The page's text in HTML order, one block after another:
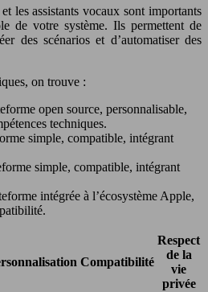
les assistants vocaux sont importants
de votre système. Ils permettent de
des scénarios et d’automatiser des
on trouve :
open source, personnalisable,
techniques.
simple, compatible, intégrant
simple, compatible, intégrant
intégrée à l’écosystème Apple,
Compatibilité
Respect
de la
vie
privée